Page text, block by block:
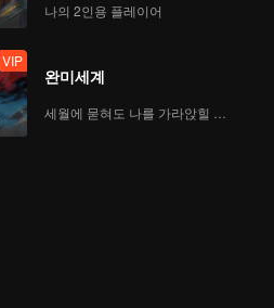
나의 2인용 플레이어
VIP
완미세계